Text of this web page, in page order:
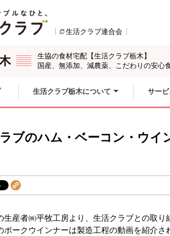
生活クラブ連合会
生協の食材宅配【生活クラブ栃木】
国産、無添加、減農薬、こだわりの安心
生活クラブ栃木について サー
ブのハム・ベーコン・ウ
生産者㈱平牧工房より、生活クラブとの取
ポークウインナーは製造工程の動画を紹介